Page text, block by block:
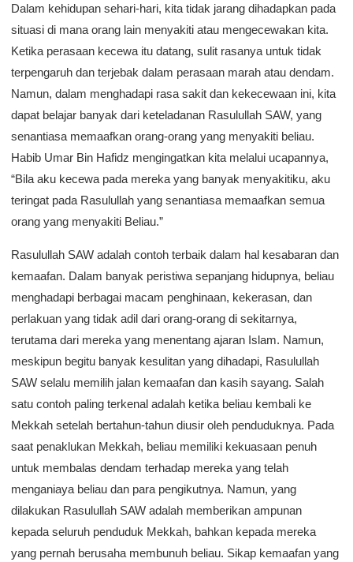
Dalam kehidupan sehari-hari, kita tidak jarang dihadapkan pada
situasi di mana orang lain menyakiti atau mengecewakan kita.
Ketika perasaan kecewa itu datang, sulit rasanya untuk tidak
terpengaruh dan terjebak dalam perasaan marah atau dendam.
Namun, dalam menghadapi rasa sakit dan kekecewaan ini, kita
dapat belajar banyak dari keteladanan Rasulullah SAW, yang
senantiasa memaafkan orang-orang yang menyakiti beliau.
Habib Umar Bin Hafidz mengingatkan kita melalui ucapannya,
“Bila aku kecewa pada mereka yang banyak menyakitiku, aku
teringat pada Rasulullah yang senantiasa memaafkan semua
orang yang menyakiti Beliau.”
Rasulullah SAW adalah contoh terbaik dalam hal kesabaran dan
kemaafan. Dalam banyak peristiwa sepanjang hidupnya, beliau
menghadapi berbagai macam penghinaan, kekerasan, dan
perlakuan yang tidak adil dari orang-orang di sekitarnya,
terutama dari mereka yang menentang ajaran Islam. Namun,
meskipun begitu banyak kesulitan yang dihadapi, Rasulullah
SAW selalu memilih jalan kemaafan dan kasih sayang. Salah
satu contoh paling terkenal adalah ketika beliau kembali ke
Mekkah setelah bertahun-tahun diusir oleh penduduknya. Pada
saat penaklukan Mekkah, beliau memiliki kekuasaan penuh
untuk membalas dendam terhadap mereka yang telah
menganiaya beliau dan para pengikutnya. Namun, yang
dilakukan Rasulullah SAW adalah memberikan ampunan
kepada seluruh penduduk Mekkah, bahkan kepada mereka
yang pernah berusaha membunuh beliau. Sikap kemaafan yang